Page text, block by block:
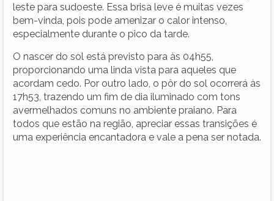
leste para sudoeste. Essa brisa leve é muitas vezes
bem-vinda, pois pode amenizar o calor intenso,
especialmente durante o pico da tarde.
O nascer do sol está previsto para às 04h55,
proporcionando uma linda vista para aqueles que
acordam cedo. Por outro lado, o pôr do sol ocorrerá às
17h53, trazendo um fim de dia iluminado com tons
avermelhados comuns no ambiente praiano. Para
todos que estão na região, apreciar essas transições é
uma experiência encantadora e vale a pena ser notada.